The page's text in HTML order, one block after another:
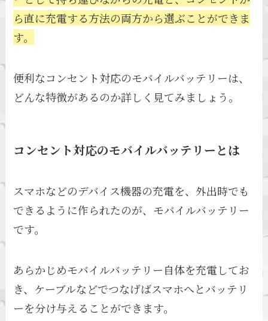
ら直に充電する方法の両方から選ぶことができま
す。
便利なコンセント対応のモバイルバッテリーは、
どんな特徴があるのか詳しく見てみましょう。
コンセント対応のモバイルバッテリーとは
スマホなどのデバイス機器の充電を、外出時でも
できるように作られたのが、モバイルバッテリー
です。
あらかじめモバイルバッテリー自体を充電してお
き、ケーブルなどでつなげばスマホへとバッテリ
ーを分け与えることができます。